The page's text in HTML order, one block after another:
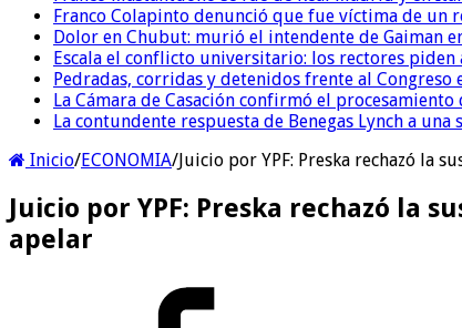
Franco Colapinto denunció que fue víctima de un
Dolor en Chubut: murió el intendente de Gaiman
Escala el conflicto universitario: los rectores
Pedradas, corridas y detenidos frente al
La Cámara de Casación confirmó el
La contundente respuesta de Benegas Lynch a
Inicio/ECONOMIA/Juicio por YPF: Preska rechazó la
Juicio por YPF: Preska rechazó la
apelar